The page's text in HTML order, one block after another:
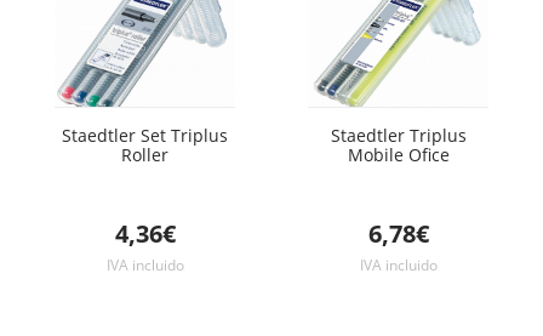
Staedtler Set Triplus
Roller
4,36€
IVA incluido
Staedtler Triplus
Mobile Ofice
6,78€
IVA incluido